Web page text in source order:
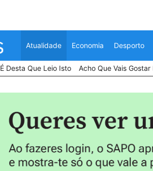
Atualidade Economia Desporto
É Desta Que Leio Isto Acho Que Vais Gostar